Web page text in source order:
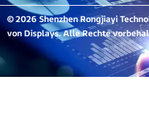
© 2026 Shenzhen Rongjiayi
von Displays. Alle Rechte